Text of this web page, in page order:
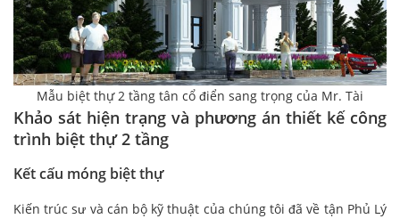
Mẫu biệt thự 2 tầng tân cổ điển sang trọng của Mr. Tài
Khảo sát hiện trạng và phương án thiết kế công
trình biệt thự 2 tầng
Kết cấu móng biệt thự
Kiến trúc sư và cán bộ kỹ thuật của chúng tôi đã về tận Phủ Lý